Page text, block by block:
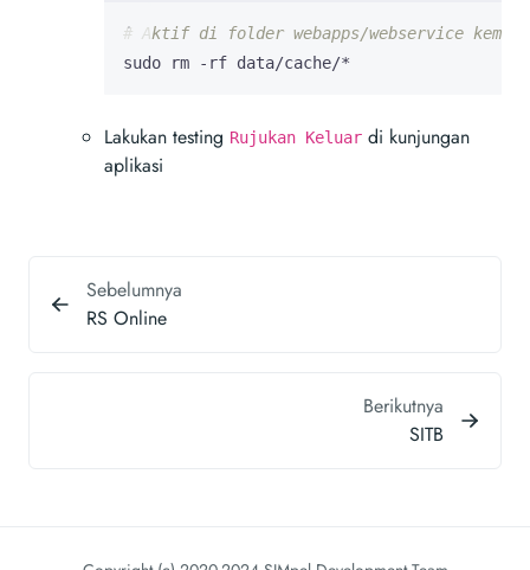
# Aktif di folder webapps/webservice
sudo rm -rf data/cache/*
Lakukan testing Rujukan Keluar di kunjungan
aplikasi
Sebelumnya
RS Online
Berikutnya
SITB